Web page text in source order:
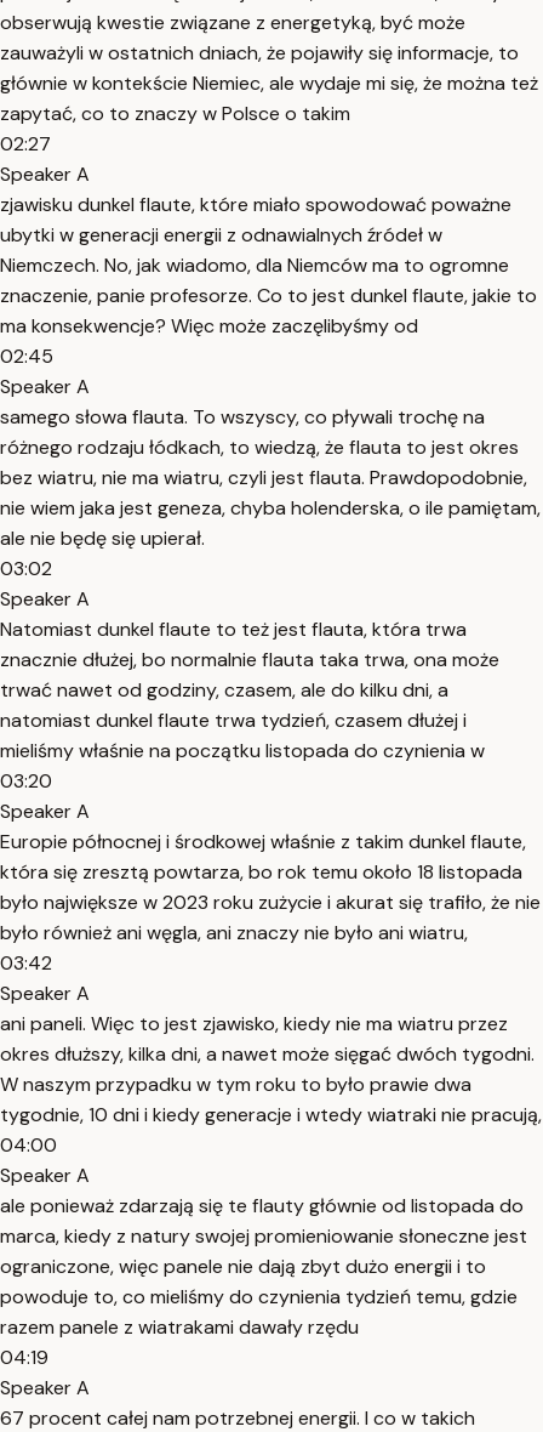
obserwują kwestie związane z energetyką, być może
zauważyli w ostatnich dniach, że pojawiły się informacje, to
głównie w kontekście Niemiec, ale wydaje mi się, że można też
zapytać, co to znaczy w Polsce o takim
02:27
Speaker A
zjawisku dunkel flaute, które miało spowodować poważne
ubytki w generacji energii z odnawialnych źródeł w
Niemczech. No, jak wiadomo, dla Niemców ma to ogromne
znaczenie, panie profesorze. Co to jest dunkel flaute, jakie to
ma konsekwencje? Więc może zaczęlibyśmy od
02:45
Speaker A
samego słowa flauta. To wszyscy, co pływali trochę na
różnego rodzaju łódkach, to wiedzą, że flauta to jest okres
bez wiatru, nie ma wiatru, czyli jest flauta. Prawdopodobnie,
nie wiem jaka jest geneza, chyba holenderska, o ile pamiętam,
ale nie będę się upierał.
03:02
Speaker A
Natomiast dunkel flaute to też jest flauta, która trwa
znacznie dłużej, bo normalnie flauta taka trwa, ona może
trwać nawet od godziny, czasem, ale do kilku dni, a
natomiast dunkel flaute trwa tydzień, czasem dłużej i
mieliśmy właśnie na początku listopada do czynienia w
03:20
Speaker A
Europie północnej i środkowej właśnie z takim dunkel flaute,
która się zresztą powtarza, bo rok temu około 18 listopada
było największe w 2023 roku zużycie i akurat się trafiło, że nie
było również ani węgla, ani znaczy nie było ani wiatru,
03:42
Speaker A
ani paneli. Więc to jest zjawisko, kiedy nie ma wiatru przez
okres dłuższy, kilka dni, a nawet może sięgać dwóch tygodni.
W naszym przypadku w tym roku to było prawie dwa
tygodnie, 10 dni i kiedy generacje i wtedy wiatraki nie pracują,
04:00
Speaker A
ale ponieważ zdarzają się te flauty głównie od listopada do
marca, kiedy z natury swojej promieniowanie słoneczne jest
ograniczone, więc panele nie dają zbyt dużo energii i to
powoduje to, co mieliśmy do czynienia tydzień temu, gdzie
razem panele z wiatrakami dawały rzędu
04:19
Speaker A
67 procent całej nam potrzebnej energii. I co w takich